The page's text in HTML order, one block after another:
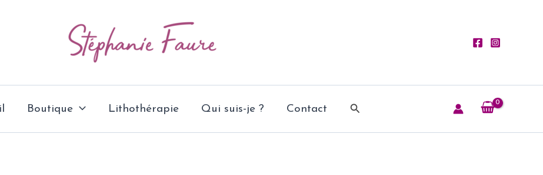
Boutique Lithothérapie Qui suis-je ? Contact Rechercher